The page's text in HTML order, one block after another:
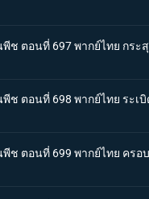
พีช ตอนที่ 697 พากย์ไทย กร
พีช ตอนที่ 698 พากย์ไทย ระ
พีช ตอนที่ 699 พากย์ไทย ค